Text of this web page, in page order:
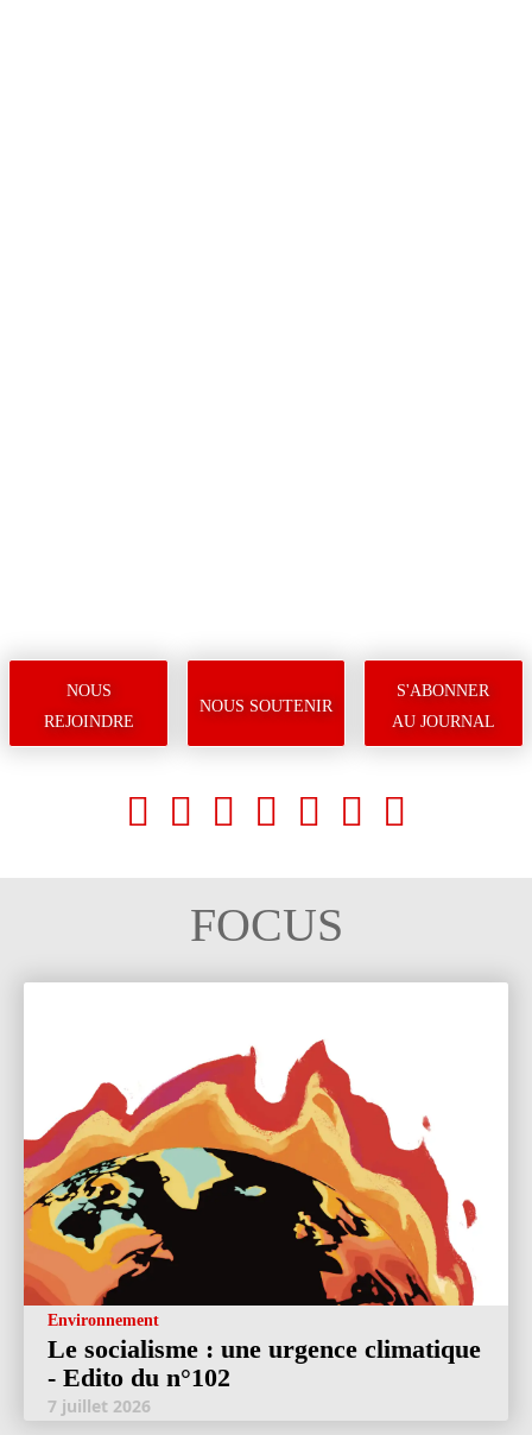
nous
rejoindre
nous soutenir
s'abonner
au journal
facebook
X Instagram
Youtube
Tik Tok
FOCUS
Environnement
Le socialisme : une urgence climatique
- Edito du n°102
7 juillet 2026